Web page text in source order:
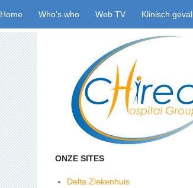
Home
Who’s who Web TV Klinisch geval
ONZE SITES
Delta Ziekenhuis